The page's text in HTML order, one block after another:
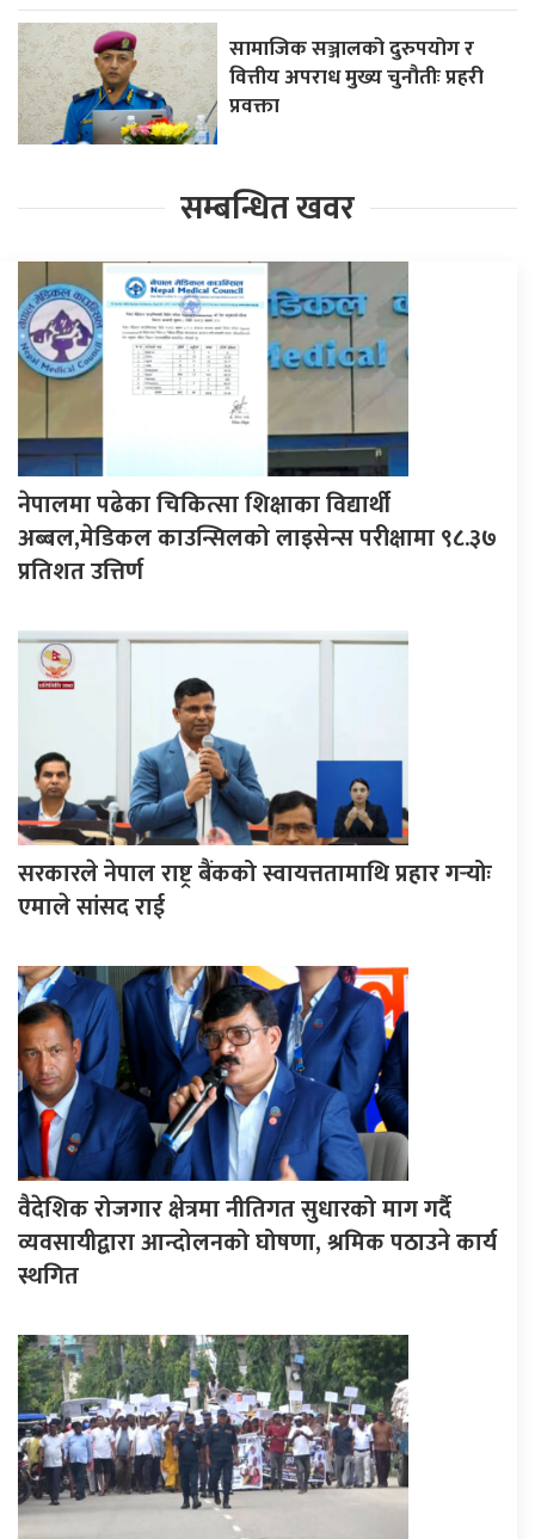
सामाजिक सञ्जालको दुरुपयोग र
वित्तीय अपराध मुख्य चुनौतीः प्रहरी
प्रवक्ता
सम्बन्धित खवर
नेपालमा पढेका चिकित्सा शिक्षाका विद्यार्थी
अब्बल,मेडिकल काउन्सिलको लाइसेन्स परीक्षामा ९८.३७
प्रतिशत उत्तिर्ण
सरकारले नेपाल राष्ट्र बैंकको स्वायत्ततामाथि प्रहार गर्‍योः
एमाले सांसद राई
वैदेशिक रोजगार क्षेत्रमा नीतिगत सुधारको माग गर्दै
व्यवसायीद्वारा आन्दोलनको घोषणा, श्रमिक पठाउने कार्य
स्थगित